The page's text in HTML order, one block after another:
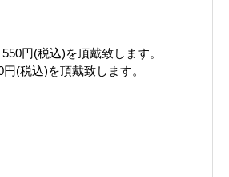
550円(税込)を頂戴致します。
(税込)を頂戴致します。